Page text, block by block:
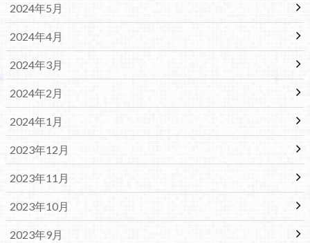
2024年5月
2024年4月
2024年3月
2024年2月
2024年1月
2023年12月
2023年11月
2023年10月
2023年9月